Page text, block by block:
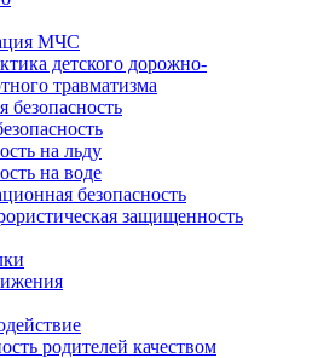
МЧС
детского дорожно-
травматизма
безопасность
на льду
на воде
безопасность
защищенность
родителей качеством